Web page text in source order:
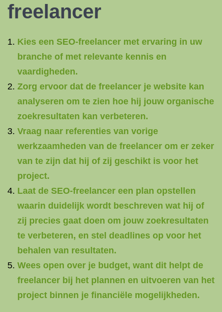
freelancer
Kies een SEO-freelancer met ervaring in uw
branche of met relevante kennis en
vaardigheden.
Zorg ervoor dat de freelancer je website kan
analyseren om te zien hoe hij jouw organische
zoekresultaten kan verbeteren.
Vraag naar referenties van vorige
werkzaamheden van de freelancer om er zeker
van te zijn dat hij of zij geschikt is voor het
project.
Laat de SEO-freelancer een plan opstellen
waarin duidelijk wordt beschreven wat hij of
zij precies gaat doen om jouw zoekresultaten
te verbeteren, en stel deadlines op voor het
behalen van resultaten.
Wees open over je budget, want dit helpt de
freelancer bij het plannen en uitvoeren van het
project binnen je financiële mogelijkheden.